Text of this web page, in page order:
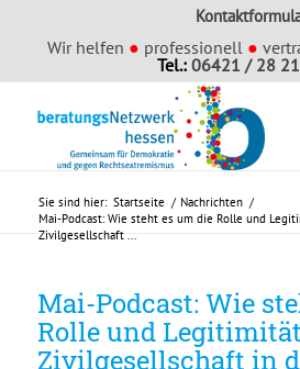
Wir helfen ● professionell ●
Tel.:06421 / 28
Sie sind hier: Startseite / Nachrichten /
Mai-Podcast: Wie steht es um die Rolle und
Zivilgesellschaft ...
Mai-Podcast: Wie
Rolle und
Zivilgesellschaft in